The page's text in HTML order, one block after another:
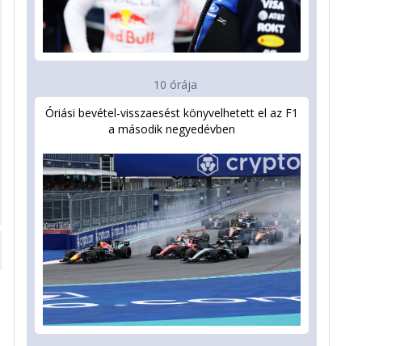
10 órája
Óriási bevétel-visszaesést könyvelhetett el az F1
a második negyedévben